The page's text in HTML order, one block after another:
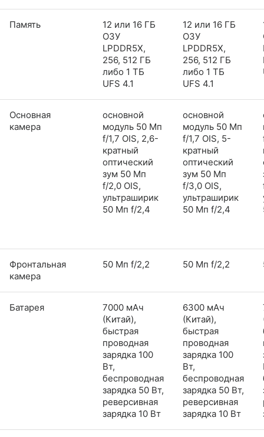
Память
12 или 16 ГБ
ОЗУ
LPDDR5X,
256, 512 ГБ
либо 1 ТБ
UFS 4.1
12 или 16 ГБ
ОЗУ
LPDDR5X,
256, 512 ГБ
либо 1 ТБ
UFS 4.1
Основная
камера
основной
модуль 50 Мп
f/1,7 OIS, 2,6-
кратный
оптический
зум 50 Мп
f/2,0 OIS,
ультраширик
50 Мп f/2,4
основной
модуль 50 Мп
f/1,7 OIS, 5-
кратный
оптический
зум 50 Мп
f/3,0 OIS,
ультраширик
50 Мп f/2,4
Фронтальная
камера
50 Мп f/2,2 50 Мп f/2,2
Батарея
7000 мАч
(Китай),
быстрая
проводная
зарядка 100
Вт,
беспроводная
зарядка 50 Вт,
реверсивная
зарядка 10 Вт
6300 мАч
(Китай),
быстрая
проводная
зарядка 100
Вт,
беспроводная
зарядка 50 Вт,
реверсивная
зарядка 10 Вт